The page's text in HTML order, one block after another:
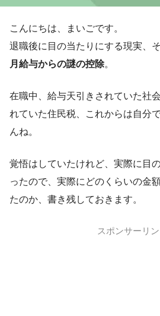
こんにちは、まいごです。
退職後に目の当たりにする現実、
月給与からの謎の控除。
在職中、給与天引きされていた社
れていた住民税、これからは自分
んね。
覚悟はしていたけれど、実際に目
ったので、実際にどのくらいの金
たのか、書き残しておきます。
スポンサーリン